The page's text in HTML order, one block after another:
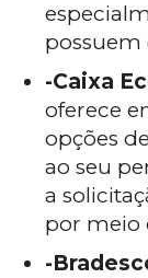
possuem
-Caixa
oferece
opções
ao seu
a
por meio
-